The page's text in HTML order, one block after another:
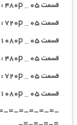
قسمت ۰۵ _ ۴۸۰p : | لینک مستقیم | دوبله فارسی
قسمت ۰۵ _ ۷۲۰p : | لینک مستقیم | دوبله فارسی
قسمت ۰۵ _ ۱۰۸۰p : | لینک مستقیم | دوبله فارسی
قسمت ۰۵ _ ۴۸۰p : | لینک مستقیم | هاردساب فارسی
قسمت ۰۵ _ ۷۲۰p : | لینک مستقیم | هاردساب فارسی
قسمت ۰۵ _ ۱۰۸۰p : | لینک مستقیم | هاردساب فارسی
=-=-=-=-=-